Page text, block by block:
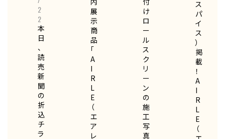
2
2
本
日
、
読
売
新
聞
の
折
込
チ
ラ
展
示
商
品
「
A
I
R
L
E
（
エ
ア
レ
け
ロ
ー
ル
ス
ク
リ
ー
ン
の
施
工
写
真
ス
パ
イ
ス
）
掲
載
！
A
I
R
L
E
（